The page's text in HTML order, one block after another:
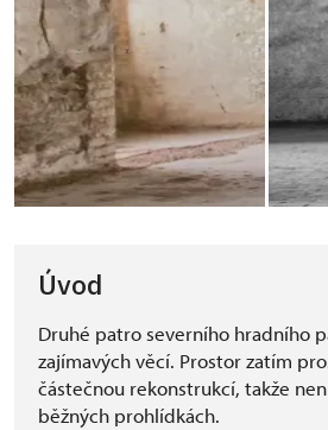
Úvod
Druhé patro severního hradního
zajímavých věcí. Prostor zatím
částečnou rekonstrukcí, takže
běžných prohlídkách.